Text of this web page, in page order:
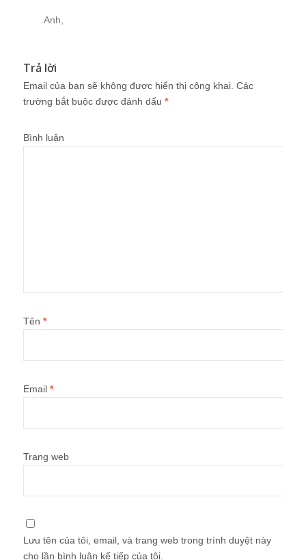
Anh,
Trả lời
Email của bạn sẽ không được hiển thị công khai. Các
trường bắt buộc được đánh dấu *
Bình luận
Tên *
Email *
Trang web
Lưu tên của tôi, email, và trang web trong trình duyệt này
cho lần bình luận kế tiếp của tôi.